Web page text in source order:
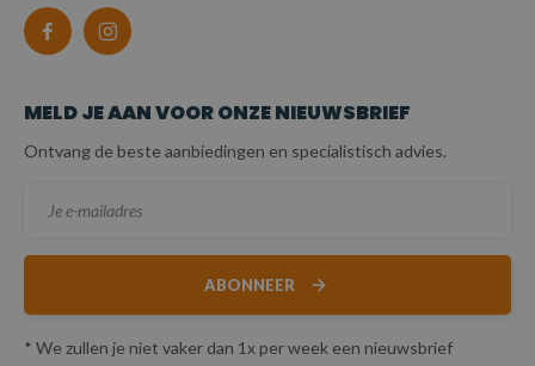
MELD JE AAN VOOR ONZE NIEUWSBRIEF
Ontvang de beste aanbiedingen en specialistisch advies.
ABONNEER
* We zullen je niet vaker dan 1x per week een nieuwsbrief